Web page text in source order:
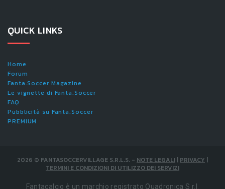
QUICK LINKS
Home
Forum
Fanta.Soccer Magazine
Le vignette di Fanta.Soccer
FAQ
Pubblicità su Fanta.Soccer
PREMIUM
2026 © FANTASOCCERVILLAGE S.R.L.S. - NOTE LEGALI | PRIVACY |
TERMINI E CONDIZIONI DI UTILIZZO DEI SERVIZI
Fantacalcio è un marchio registrato Quadronica S.r.l.